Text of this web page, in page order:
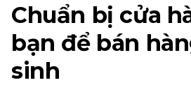
Chuẩn bị cửa
bạn để bán
sinh